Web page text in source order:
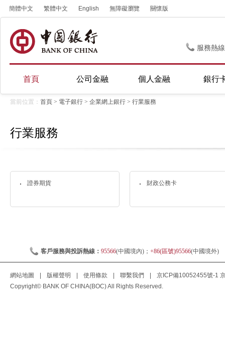
簡體中文 繁體中文 English 無障礙瀏覽 關懷版
服務熱
首頁 公司金融 個人金融 銀行
當前位置： 首頁 > 電子銀行 > 企業網上銀行 > 行業服務
行業服務
證券期貨 財政公務卡
客戶服務與投訴熱線： 95566(中國境內)； +86(區號)95566(中國境外)
網站地圖 版權聲明 使用條款 聯繫我們 京ICP備10052455號-1
Copyright© BANK OF CHINA(BOC) All Rights Reserved.